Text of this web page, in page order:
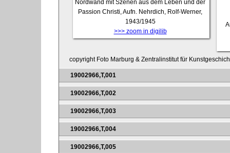
Nordwand mit Szenen aus dem Leben und der
Passion Christi, Aufn. Nehrdich, Rolf-Werner,
1943/1945
>>> zoom in digilib
copyright Foto Marburg & Zentralinstitut für
19002966,T,001
19002966,T,002
19002966,T,003
19002966,T,004
19002966,T,005